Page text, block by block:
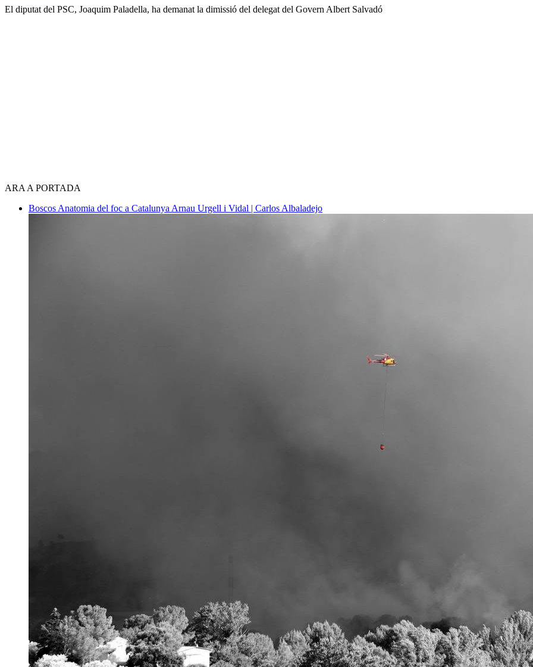
El diputat del PSC, Joaquim Paladella, ha demanat la dimissió del delegat del Govern Albert Salvadó
ARA A PORTADA
Boscos Anatomia del foc a Catalunya Arnau Urgell i Vidal | Carlos Albaladejo